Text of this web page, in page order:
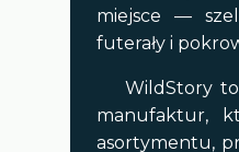
miejsce —
futerały i
WildStory to
manufaktur,
asortymentu,